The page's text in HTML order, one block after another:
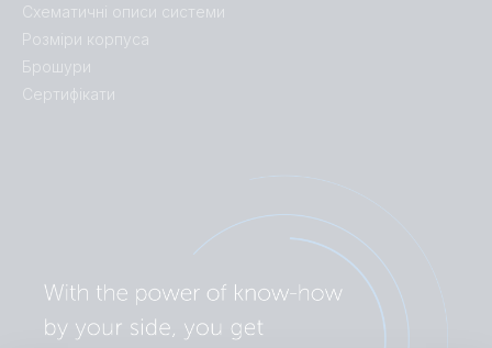
Схематичні описи системи
Розміри корпуса
Брошури
Сертифікати